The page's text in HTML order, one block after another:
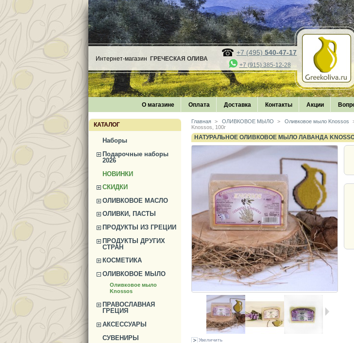
Интернет-магазин ГРЕЧЕСКАЯ ОЛИВА
+7 (495) 540-47-17
+7 (915) 385-12-28
О магазине Оплата Доставка Контакты Акции
КАТАЛОГ
Наборы
Подарочные наборы
2026
НОВИНКИ
СКИДКИ
ОЛИВКОВОЕ МАСЛО
ОЛИВКИ, ПАСТЫ
ПРОДУКТЫ ИЗ ГРЕЦИИ
ПРОДУКТЫ ДРУГИХ
СТРАН
КОСМЕТИКА
ОЛИВКОВОЕ МЫЛО
Оливковое мыло
Knossos
ПРАВОСЛАВНАЯ
ГРЕЦИЯ
АКСЕССУАРЫ
СУВЕНИРЫ
Главная > ОЛИВКОВОЕ МЫЛО > Оливковое мыло Knossos
Knossos, 100г
НАТУРАЛЬНОЕ ОЛИВКОВОЕ МЫЛО ЛАВАНДА
Увеличить